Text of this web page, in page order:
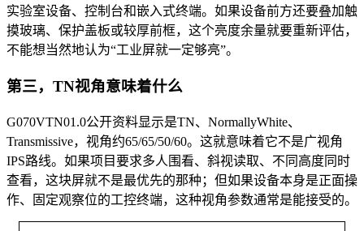
实验室设备、控制台和嵌入式终端。如果设备前方还要叠加触
摸玻璃、保护盖板或较厚前框，这个亮度余量就要重新评估，
不能想当然地认为“工业屏就一定够亮”。
第三，TN视角意味着什么
G070VTN01.0公开资料显示是TN、NormallyWhite、
Transmissive，视角约65/65/50/60。这就意味着它不是广视角
IPS路线。如果项目要求多人围看、斜视读取、不同高度同时
查看，这块屏就不是最优先的那种；但如果设备本身是正面操
作、固定观察位的工控终端，这种视角参数通常是能接受的。